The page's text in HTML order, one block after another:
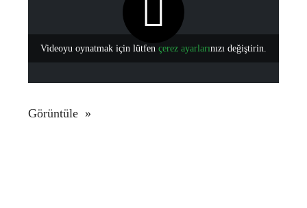
Videoyu oynatmak için lütfen çerez ayarlarınızı değiştirin.
Görüntüle »